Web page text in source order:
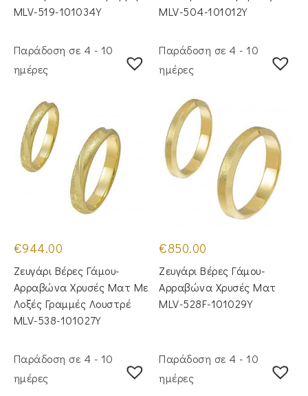
MLV-519-101034Y
MLV-504-101012Y
Παράδοση σε 4 - 10
ημέρες
€944.00
Ζευγάρι Βέρες Γάμου-
Αρραβώνα Χρυσές Ματ Με
Λοξές Γραμμές Λουστρέ
MLV-538-101027Y
Παράδοση σε 4 - 10
ημέρες
€850.00
Ζευγάρι Βέρες Γάμου-
Αρραβώνα Χρυσές Ματ
MLV-528F-101029Y
Παράδοση σε 4 - 10
ημέρες
Παράδοση σε 4 - 10
ημέρες